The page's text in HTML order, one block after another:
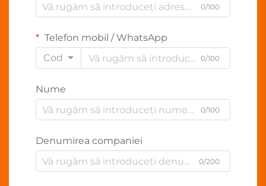
0/100
Telefon mobil / WhatsApp
Cod
0/100
Nume
0/100
Denumirea companiei
0/200